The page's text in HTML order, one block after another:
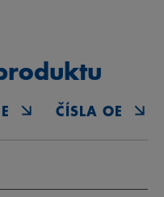
ČÍSLA OE